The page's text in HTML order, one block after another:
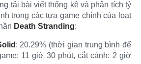
tải bài viết thống kê và phân tích tỷ
trong các tựa game chính của loạt
Death Stranding:​
: 20.29% (thời gian trung bình để
11 giờ 30 phút, cắt cảnh: 2 giờ